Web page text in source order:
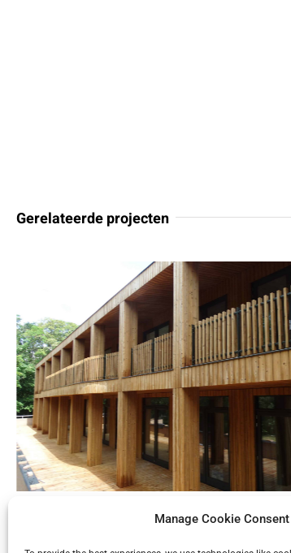
Manage Cookie Consent
Gerelateerde projecten
CPO appartementen Klein Crailo